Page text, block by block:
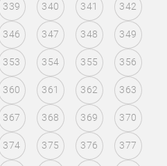
339 340 341 342
346 347 348 349
353 354 355 356
360 361 362 363
367 368 369 370
374 375 376 377